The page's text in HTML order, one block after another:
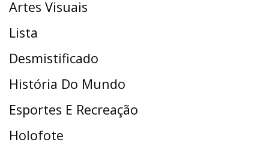
Artes Visuais
Lista
Desmistificado
História Do Mundo
Esportes E Recreação
Holofote